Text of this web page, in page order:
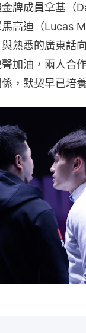
牌成員拿基（
高迪（Lucas
熟悉的廣東話
加油，兩人合
，默契早已培養